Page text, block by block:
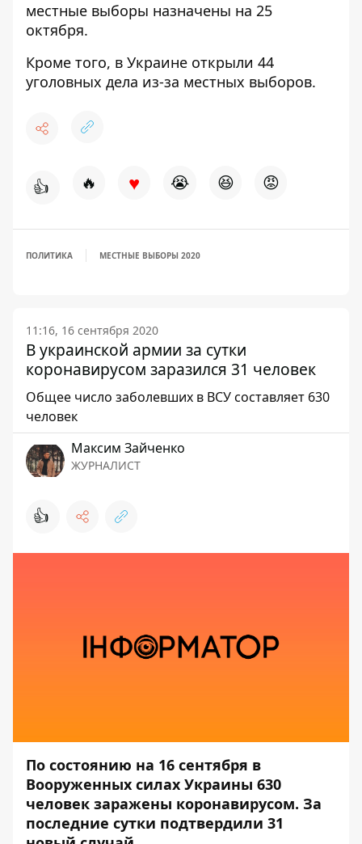
местные выборы назначены на 25
октября.
Кроме того, в Украине открыли 44
уголовных дела из-за местных выборов.
👍 🔥 ♥ 😭 😆 😡
ПОЛИТИКА МЕСТНЫЕ ВЫБОРЫ 2020
11:16, 16 сентября 2020
В украинской армии за сутки
коронавирусом заразился 31 человек
Общее число заболевших в ВСУ составляет 630
человек
Максим Зайченко
ЖУРНАЛИСТ
👍
По состоянию на 16 сентября в
Вооруженных силах Украины 630
человек заражены коронавирусом. За
последние сутки подтвердили 31